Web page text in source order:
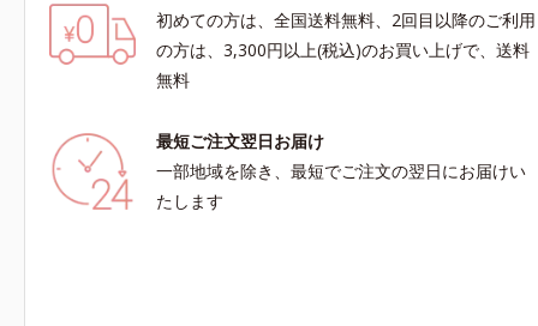
初めての方は、全国送料無料、2回目以降のご利用
の方は、3,300円以上(税込)のお買い上げで、送料
無料
最短ご注文翌日お届け
一部地域を除き、最短でご注文の翌日にお届けい
たします